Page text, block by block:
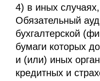
4) в иных
Обязательный
бухгалтерской
бумаги которых
и (или) иных
кредитных и